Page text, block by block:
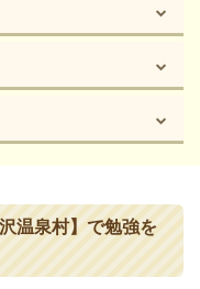
温泉村】で勉強を